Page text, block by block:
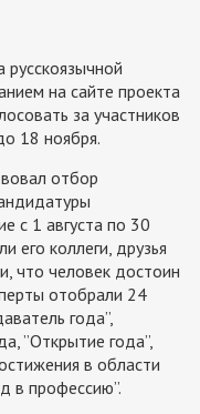
русскоязычной
на сайте проекта
за участников
18 ноября.
отбор
с 1 августа по 30
его коллеги, друзья
что человек достоин
отобрали 24
года”,
”Открытие года”,
в области
в профессию”.